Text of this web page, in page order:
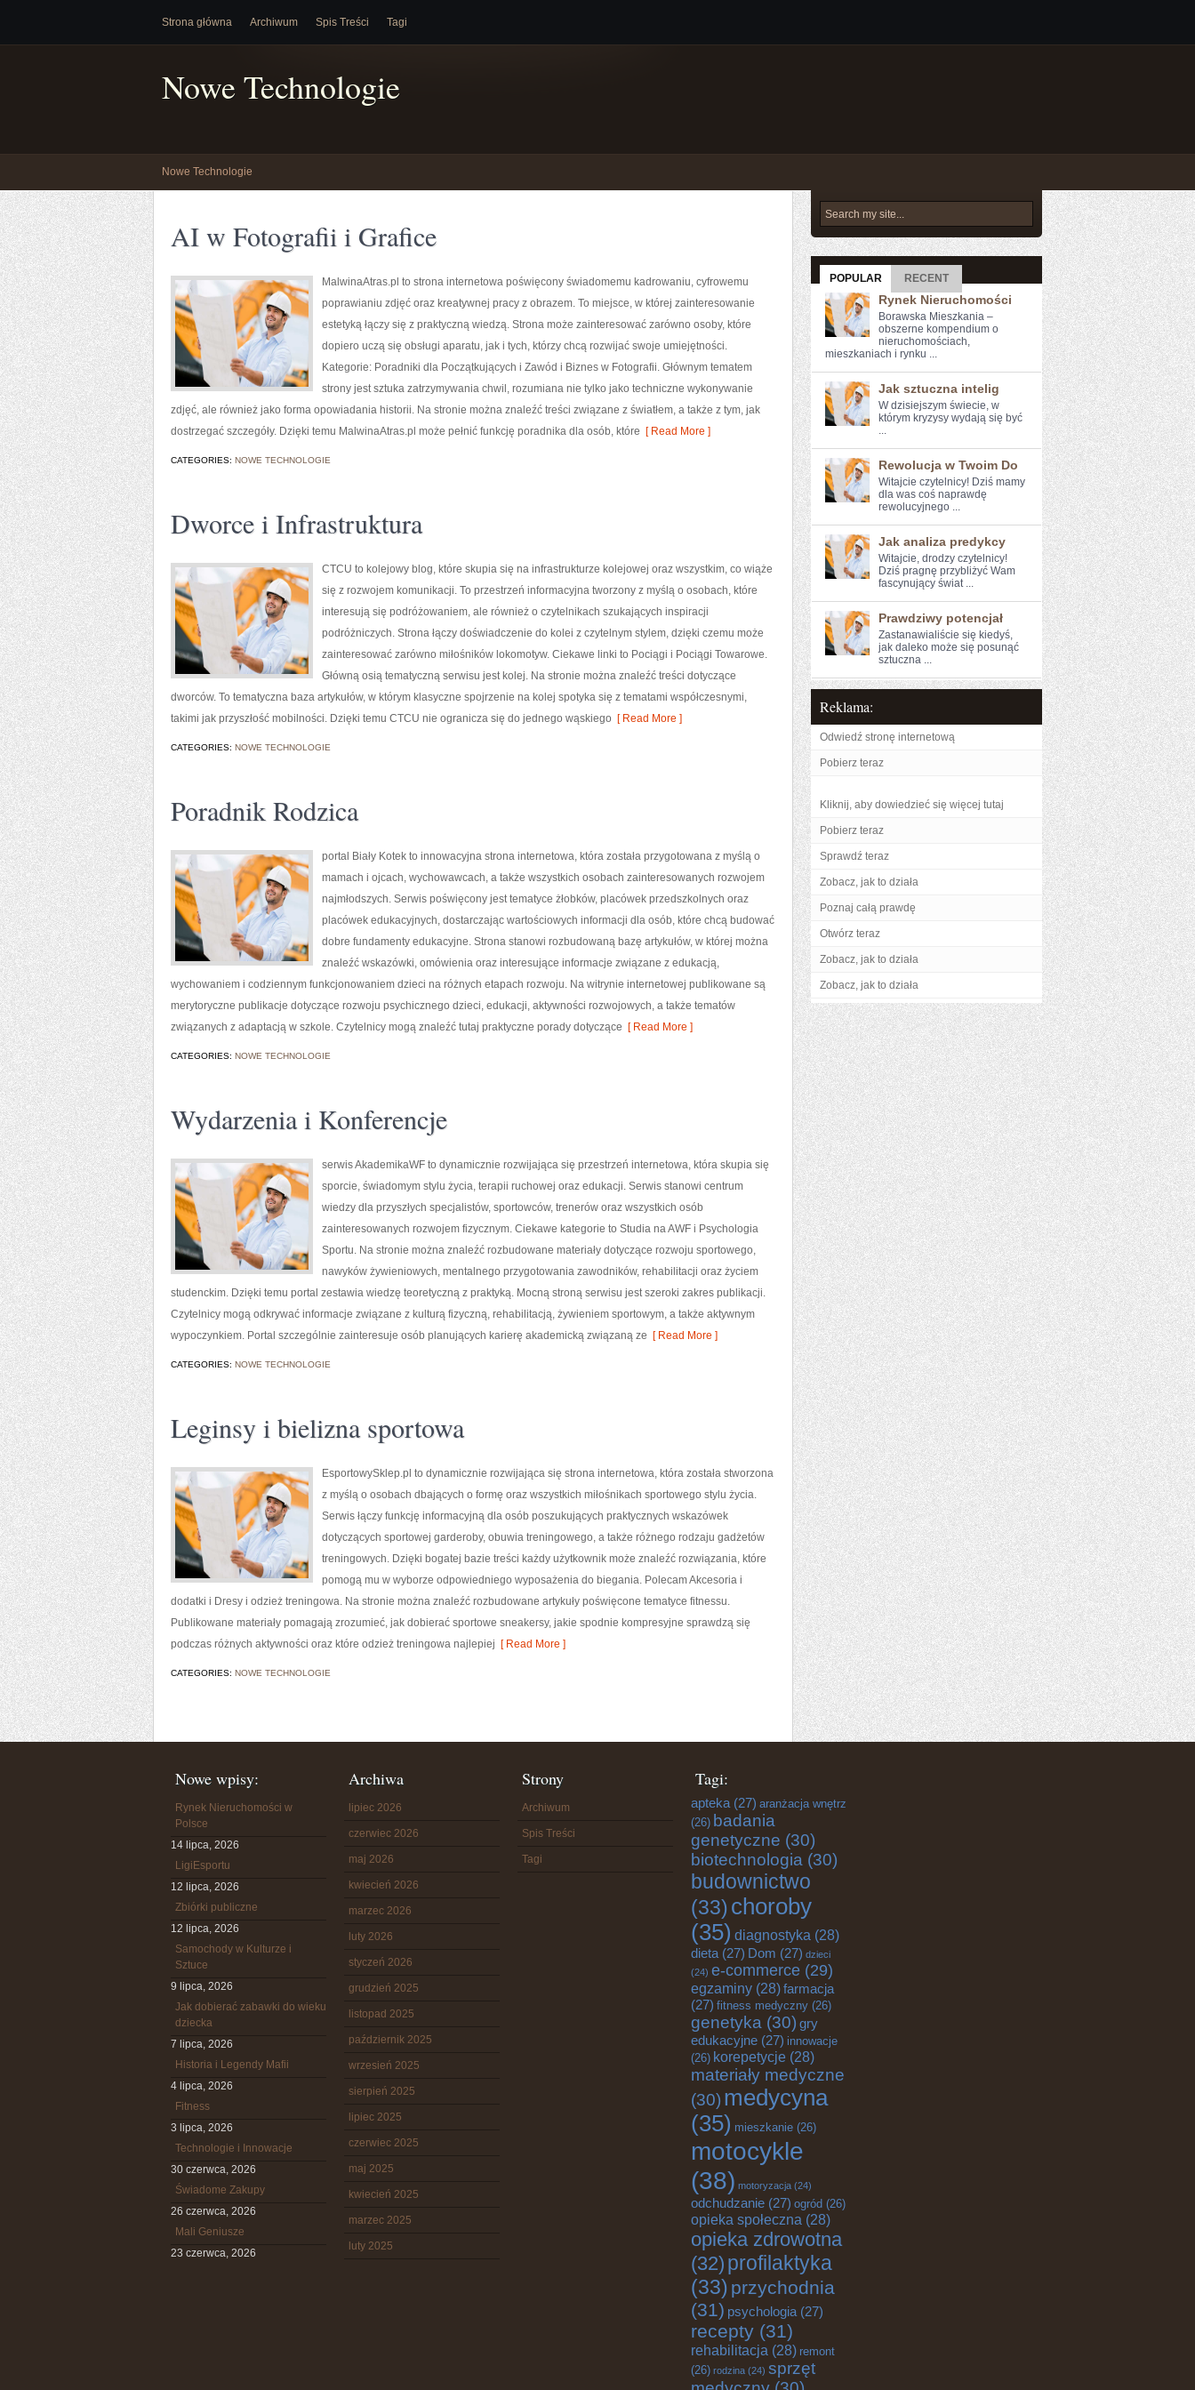
Strona główna Archiwum Spis Treści Tagi
Nowe Technologie
Nowe Technologie
AI w Fotografii i Grafice
MalwinaAtras.pl to strona internetowa poświęcony świadomemu kadrowaniu, cyfrowemu
poprawianiu zdjęć oraz kreatywnej pracy z obrazem. To miejsce, w której zainteresowanie
estetyką łączy się z praktyczną wiedzą. Strona może zainteresować zarówno osoby, które
dopiero uczą się obsługi aparatu, jak i tych, którzy chcą rozwijać swoje umiejętności.
Kategorie: Poradniki dla Początkujących i Zawód i Biznes w Fotografii. Głównym tematem
strony jest sztuka zatrzymywania chwil, rozumiana nie tylko jako techniczne wykonywanie
zdjęć, ale również jako forma opowiadania historii. Na stronie można znaleźć treści związane z światłem, a także z tym, jak
dostrzegać szczegóły. Dzięki temu MalwinaAtras.pl może pełnić funkcję poradnika dla osób, które [ Read More ]
CATEGORIES: NOWE TECHNOLOGIE
Dworce i Infrastruktura
CTCU to kolejowy blog, które skupia się na infrastrukturze kolejowej oraz wszystkim, co wiąże
się z rozwojem komunikacji. To przestrzeń informacyjna tworzony z myślą o osobach, które
interesują się podróżowaniem, ale również o czytelnikach szukających inspiracji
podróżniczych. Strona łączy doświadczenie do kolei z czytelnym stylem, dzięki czemu może
zainteresować zarówno miłośników lokomotyw. Ciekawe linki to Pociągi i Pociągi Towarowe.
Główną osią tematyczną serwisu jest kolej. Na stronie można znaleźć treści dotyczące
dworców. To tematyczna baza artykułów, w którym klasyczne spojrzenie na kolej spotyka się z tematami współczesnymi,
takimi jak przyszłość mobilności. Dzięki temu CTCU nie ogranicza się do jednego wąskiego [ Read More ]
CATEGORIES: NOWE TECHNOLOGIE
Poradnik Rodzica
portal Biały Kotek to innowacyjna strona internetowa, która została przygotowana z myślą o
mamach i ojcach, wychowawcach, a także wszystkich osobach zainteresowanych rozwojem
najmłodszych. Serwis poświęcony jest tematyce żłobków, placówek przedszkolnych oraz
placówek edukacyjnych, dostarczając wartościowych informacji dla osób, które chcą budować
dobre fundamenty edukacyjne. Strona stanowi rozbudowaną bazę artykułów, w której można
znaleźć wskazówki, omówienia oraz interesujące informacje związane z edukacją,
wychowaniem i codziennym funkcjonowaniem dzieci na różnych etapach rozwoju. Na witrynie internetowej publikowane są
merytoryczne publikacje dotyczące rozwoju psychicznego dzieci, edukacji, aktywności rozwojowych, a także tematów
związanych z adaptacją w szkole. Czytelnicy mogą znaleźć tutaj praktyczne porady dotyczące [ Read More ]
CATEGORIES: NOWE TECHNOLOGIE
Wydarzenia i Konferencje
serwis AkademikaWF to dynamicznie rozwijająca się przestrzeń internetowa, która skupia się
sporcie, świadomym stylu życia, terapii ruchowej oraz edukacji. Serwis stanowi centrum
wiedzy dla przyszłych specjalistów, sportowców, trenerów oraz wszystkich osób
zainteresowanych rozwojem fizycznym. Ciekawe kategorie to Studia na AWF i Psychologia
Sportu. Na stronie można znaleźć rozbudowane materiały dotyczące rozwoju sportowego,
nawyków żywieniowych, mentalnego przygotowania zawodników, rehabilitacji oraz życiem
studenckim. Dzięki temu portal zestawia wiedzę teoretyczną z praktyką. Mocną stroną serwisu jest szeroki zakres publikacji.
Czytelnicy mogą odkrywać informacje związane z kulturą fizyczną, rehabilitacją, żywieniem sportowym, a także aktywnym
wypoczynkiem. Portal szczególnie zainteresuje osób planujących karierę akademicką związaną ze [ Read More ]
CATEGORIES: NOWE TECHNOLOGIE
Leginsy i bielizna sportowa
EsportowySklep.pl to dynamicznie rozwijająca się strona internetowa, która została stworzona
z myślą o osobach dbających o formę oraz wszystkich miłośnikach sportowego stylu życia.
Serwis łączy funkcję informacyjną dla osób poszukujących praktycznych wskazówek
dotyczących sportowej garderoby, obuwia treningowego, a także różnego rodzaju gadżetów
treningowych. Dzięki bogatej bazie treści każdy użytkownik może znaleźć rozwiązania, które
pomogą mu w wyborze odpowiedniego wyposażenia do biegania. Polecam Akcesoria i
dodatki i Dresy i odzież treningowa. Na stronie można znaleźć rozbudowane artykuły poświęcone tematyce fitnessu.
Publikowane materiały pomagają zrozumieć, jak dobierać sportowe sneakersy, jakie spodnie kompresyjne sprawdzą się
podczas różnych aktywności oraz które odzież treningowa najlepiej [ Read More ]
CATEGORIES: NOWE TECHNOLOGIE
POPULAR RECENT
Rynek Nieruchomości
Borawska Mieszkania –
obszerne kompendium o
nieruchomościach,
mieszkaniach i rynku ...
Jak sztuczna intelig
W dzisiejszym świecie, w
którym kryzysy wydają‌ się być
...
Rewolucja w Twoim Do
Witajcie czytelnicy! Dziś ⁤mamy
dla was coś naprawdę
rewolucyjnego ...
Jak analiza predykcy
Witajcie, drodzy ​czytelnicy!
⁢Dziś​ pragnę przybliżyć Wam
fascynujący świat ...
Prawdziwy potencjał
Zastanawialiście się kiedyś,⁢
jak daleko może się posunąć
sztuczna ...
Reklama:
Odwiedź stronę internetową
Pobierz teraz
Kliknij, aby dowiedzieć się więcej tutaj
Pobierz teraz
Sprawdź teraz
Zobacz, jak to działa
Poznaj całą prawdę
Otwórz teraz
Zobacz, jak to działa
Zobacz, jak to działa
Nowe wpisy:
Rynek Nieruchomości w
Polsce
14 lipca, 2026
LigiEsportu
12 lipca, 2026
Zbiórki publiczne
12 lipca, 2026
Samochody w Kulturze i
Sztuce
9 lipca, 2026
Jak dobierać zabawki do wieku
dziecka
7 lipca, 2026
Historia i Legendy Mafii
4 lipca, 2026
Fitness
3 lipca, 2026
Technologie i Innowacje
30 czerwca, 2026
Świadome Zakupy
26 czerwca, 2026
Mali Geniusze
23 czerwca, 2026
Archiwa
lipiec 2026
czerwiec 2026
maj 2026
kwiecień 2026
marzec 2026
luty 2026
styczeń 2026
grudzień 2025
listopad 2025
październik 2025
wrzesień 2025
sierpień 2025
lipiec 2025
czerwiec 2025
maj 2025
kwiecień 2025
marzec 2025
luty 2025
Strony
Archiwum
Spis Treści
Tagi
Tagi:
apteka (27) aranżacja wnętrz
(26) badania
genetyczne (30)
biotechnologia (30)
budownictwo
(33)choroby
(35) diagnostyka (28)
dieta (27) Dom (27) dzieci
(24) e-commerce (29)
egzaminy (28)farmacja
(27) fitness medyczny (26)
genetyka (30) gry
edukacyjne (27) innowacje
(26) korepetycje (28)
materiały medyczne
(30) medycyna
(35) mieszkanie (26)
motocykle
(38) motoryzacja (24)
odchudzanie (27) ogród (26)
opieka społeczna (28)
opieka zdrowotna
(32) profilaktyka
(33) przychodnia
(31) psychologia (27)
recepty (31)
rehabilitacja (28) remont
(26) rodzina (24) sprzęt